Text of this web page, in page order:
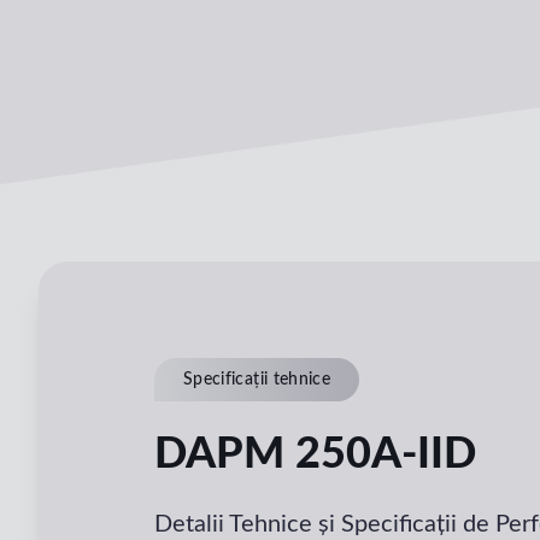
Specificații tehnice
DAPM 250A-IID
Detalii Tehnice și Specificații de